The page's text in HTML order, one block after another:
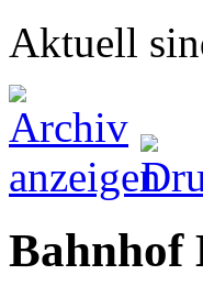
Aktuell
Bahnhof